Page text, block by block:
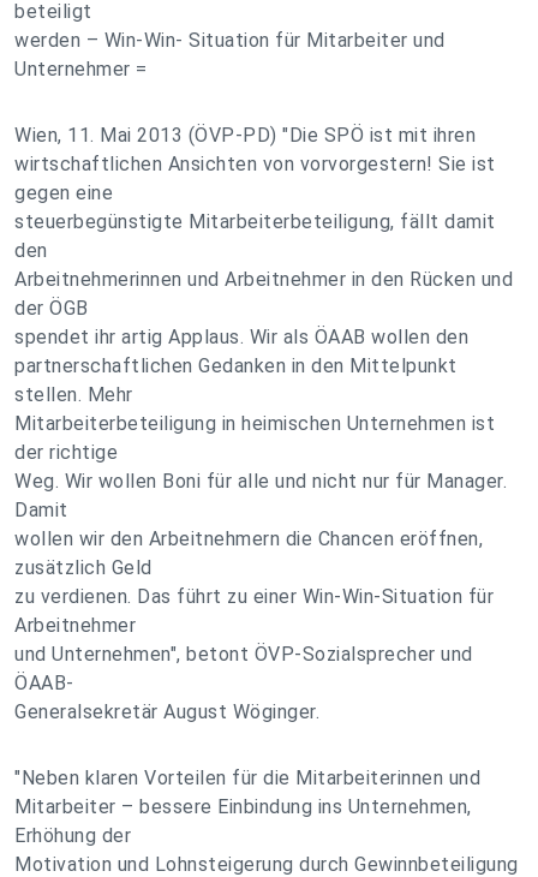
beteiligt
werden – Win-Win- Situation für Mitarbeiter und
Unternehmer =
Wien, 11. Mai 2013 (ÖVP-PD) "Die SPÖ ist mit ihren
wirtschaftlichen Ansichten von vorvorgestern! Sie ist
gegen eine
steuerbegünstigte Mitarbeiterbeteiligung, fällt damit
den
Arbeitnehmerinnen und Arbeitnehmer in den Rücken und
der ÖGB
spendet ihr artig Applaus. Wir als ÖAAB wollen den
partnerschaftlichen Gedanken in den Mittelpunkt
stellen. Mehr
Mitarbeiterbeteiligung in heimischen Unternehmen ist
der richtige
Weg. Wir wollen Boni für alle und nicht nur für Manager.
Damit
wollen wir den Arbeitnehmern die Chancen eröffnen,
zusätzlich Geld
zu verdienen. Das führt zu einer Win-Win-Situation für
Arbeitnehmer
und Unternehmen", betont ÖVP-Sozialsprecher und
ÖAAB-
Generalsekretär August Wöginger.
"Neben klaren Vorteilen für die Mitarbeiterinnen und
Mitarbeiter – bessere Einbindung ins Unternehmen,
Erhöhung der
Motivation und Lohnsteigerung durch Gewinnbeteiligung